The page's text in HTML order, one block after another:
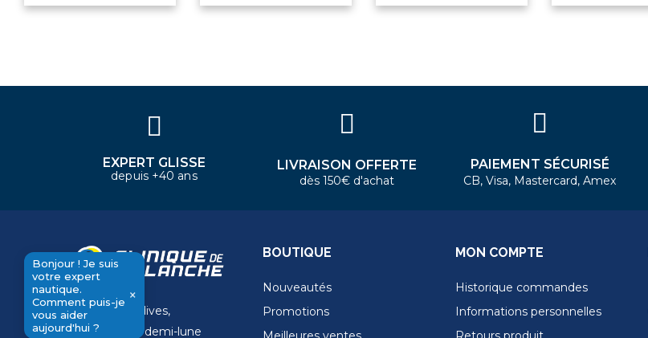
Bonjour ! Je suis votre expert
send
Bonjour ! Je suis
votre expert
nautique.
Comment puis-je
vous aider
aujourd'hui ?
×
EXPERT GLISSE
depuis +40 ans
LIVRAISON OFFERTE
dès 150€ d'achat
PAIEMENT SÉCURISÉ
CB, Visa, Mastercard, Amex
11 Rue de la dives,
4 Place de la demi-lune
BOUTIQUE
Nouveautés
Promotions
MON COMPTE
Historique commandes
Informations personnelles